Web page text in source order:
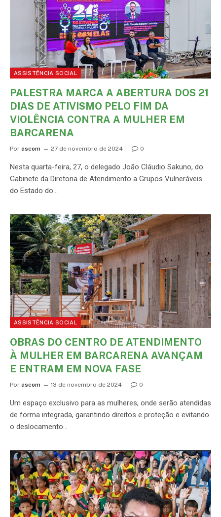
ASSISTÊNCIA SOCIAL
PALESTRA MARCA A ABERTURA DOS 21
DIAS DE ATIVISMO PELO FIM DA
VIOLÊNCIA CONTRA A MULHER EM
BARCARENA
Por ascom 27 de novembro de 2024 0
Nesta quarta-feira, 27, o delegado João Cláudio Sakuno, do
Gabinete da Diretoria de Atendimento a Grupos Vulneráveis
do Estado do…
ASSISTÊNCIA SOCIAL
OBRAS DO CENTRO DE ATENDIMENTO
À MULHER EM BARCARENA AVANÇAM
E ENTRAM EM NOVA FASE
Por ascom 13 de novembro de 2024 0
Um espaço exclusivo para as mulheres, onde serão atendidas
de forma integrada, garantindo direitos e proteção e evitando
o deslocamento…